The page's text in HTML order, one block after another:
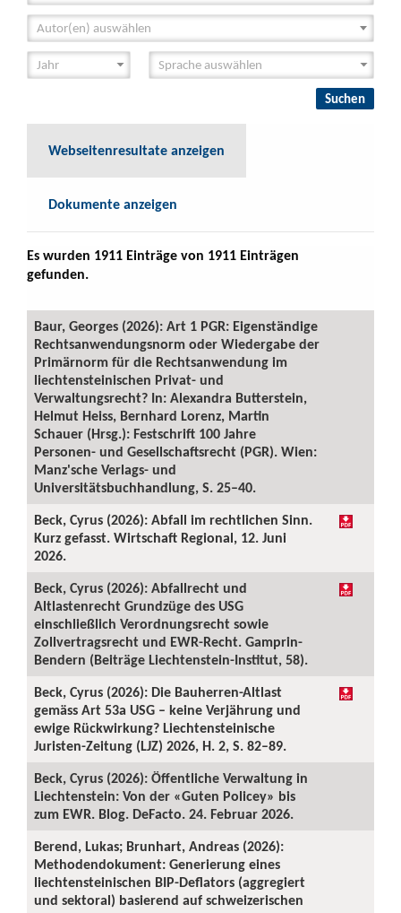
Autor(en) auswählen
Webseitenresultate anzeigen
Dokumente anzeigen
Es wurden 1911 Einträge von 1911 Einträgen
gefunden.
Baur, Georges (2026): Art 1 PGR: Eigenständige
Rechtsanwendungsnorm oder Wiedergabe der
Primärnorm für die Rechtsanwendung im
liechtensteinischen Privat- und
Verwaltungsrecht? In: Alexandra Butterstein,
Helmut Heiss, Bernhard Lorenz, Martin
Schauer (Hrsg.): Festschrift 100 Jahre
Personen- und Gesellschaftsrecht (PGR). Wien:
Manz'sche Verlags- und
Universitätsbuchhandlung, S. 25–40.
Beck, Cyrus (2026): Abfall im rechtlichen Sinn.
Kurz gefasst. Wirtschaft Regional, 12. Juni
2026.
Beck, Cyrus (2026): Abfallrecht und
Altlastenrecht Grundzüge des USG
einschließlich Verordnungsrecht sowie
Zollvertragsrecht und EWR-Recht. Gamprin-
Bendern (Beiträge Liechtenstein-Institut, 58).
Beck, Cyrus (2026): Die Bauherren-Altlast
gemäss Art 53a USG – keine Verjährung und
ewige Rückwirkung? Liechtensteinische
Juristen-Zeitung (LJZ) 2026, H. 2, S. 82–89.
Beck, Cyrus (2026): Öffentliche Verwaltung in
Liechtenstein: Von der «Guten Policey» bis
zum EWR. Blog. DeFacto. 24. Februar 2026.
Berend, Lukas; Brunhart, Andreas (2026):
Methodendokument: Generierung eines
liechtensteinischen BIP-Deflators (aggregiert
und sektoral) basierend auf schweizerischen